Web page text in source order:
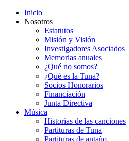
Inicio
Nosotros
Estatutos
Misión y Visión
Investigadores Asociados
Memorias anuales
¿Qué no somos?
¿Qué es la Tuna?
Socios Honorarios
Financiación
Junta Directiva
Música
Historias de las canciones
Partituras de Tuna
Partituras de antaño